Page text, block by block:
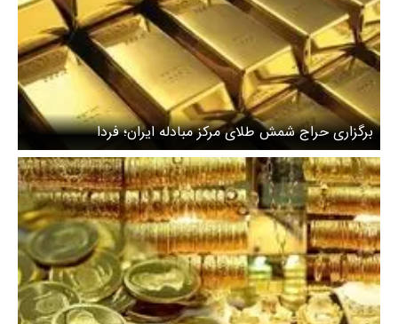
برگزاری حراج شمش طلای مرکز مبادله ایران؛ فردا